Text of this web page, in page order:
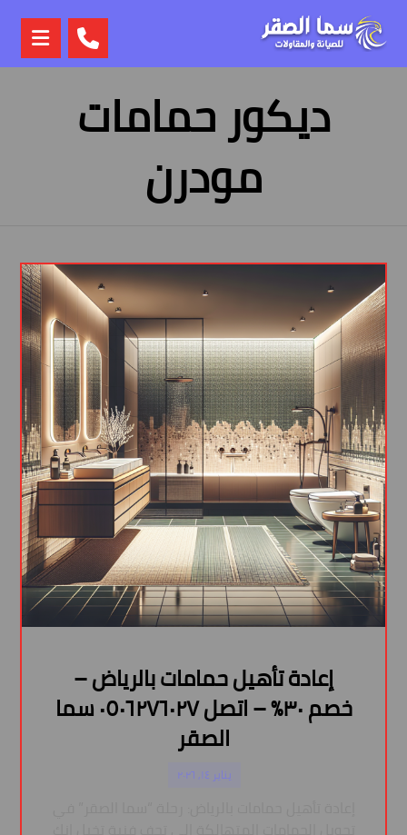
ديكور حمامات
مودرن
إعادة تأهيل حمامات بالرياض –
خصم ٣٠% – اتصل ٠٥٠٦٢٧٦٠٢٧ سما
الصقر
يناير ١٤, ٢٠٢٦